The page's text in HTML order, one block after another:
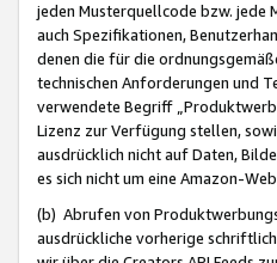
jeden Musterquellcode bzw. jede
auch Spezifikationen,
denen die für die
technischen Anforderungen und
verwendete Begriff
Lizenz zur Verfügung stellen,
ausdrücklich nicht auf Daten,
es sich nicht um eine Amazon-
(b) Abrufen von
ausdrückliche vorherige